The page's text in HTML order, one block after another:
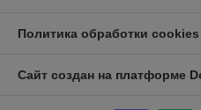
Политика обработки cookies
Сайт создан на платформе